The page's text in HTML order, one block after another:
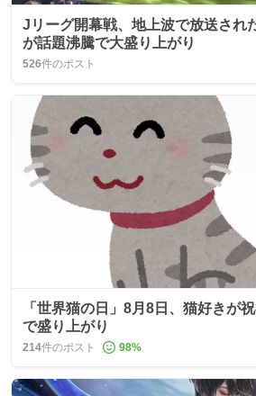
Jリーグ開幕戦、地上波で放送され
が話題沸騰で大盛り上がり
526件のポスト
「世界猫の日」8月8日、猫好きが
で盛り上がり
214件のポスト 98%